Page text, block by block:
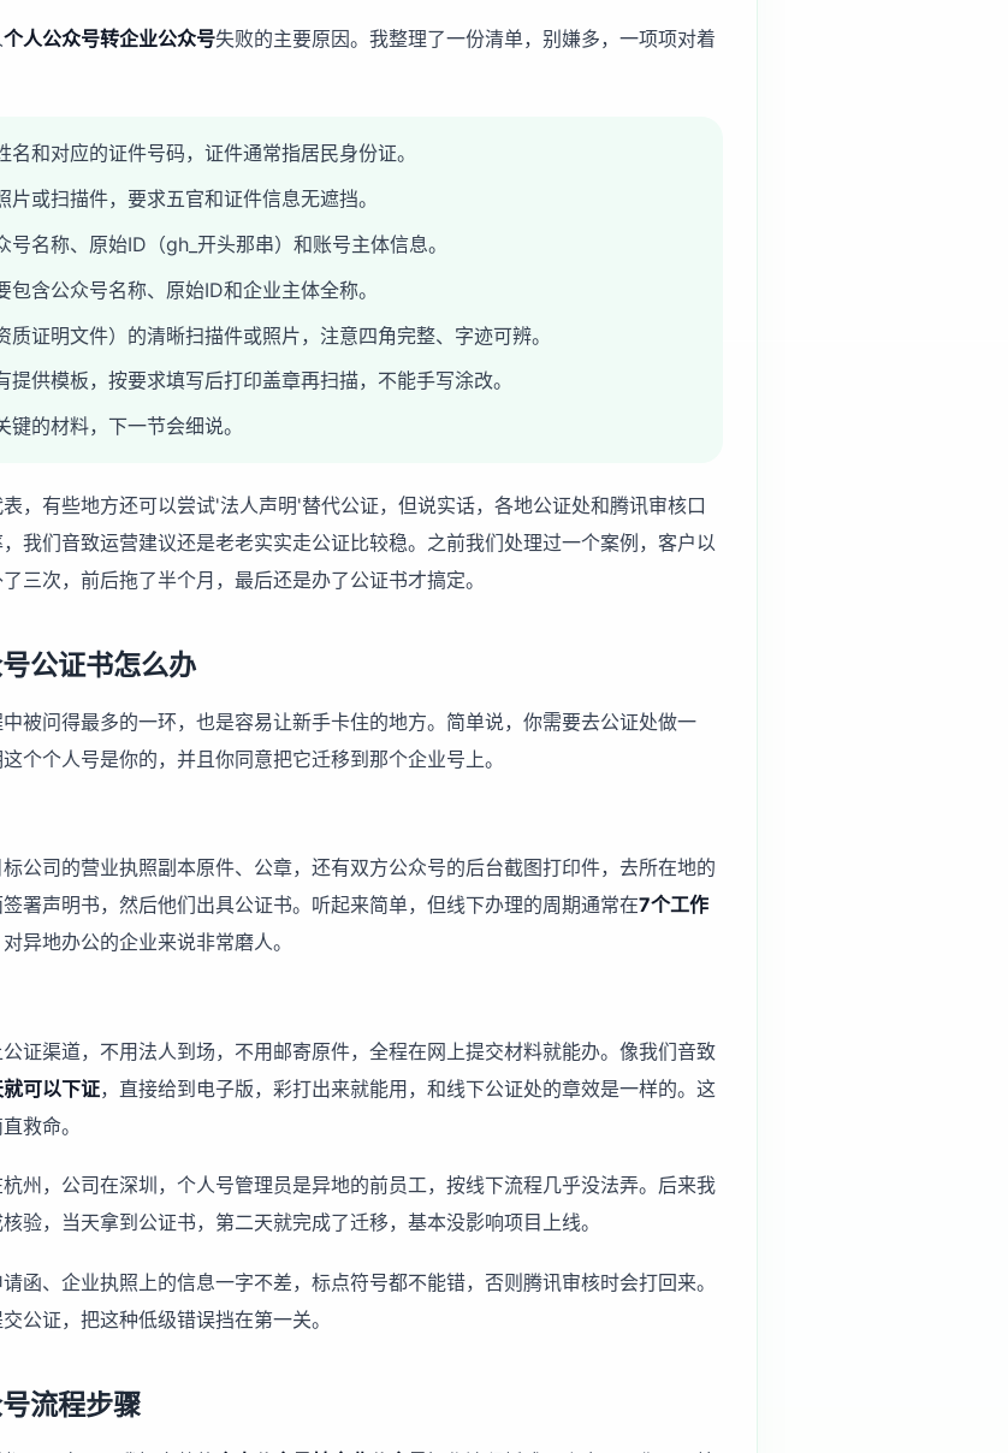
个人公众号转企业公众号失败的主要原因。我整理了一份清单，别嫌多，一项项对着
和对应的证件号码，证件通常指居民身份证。
或扫描件，要求五官和证件信息无遮挡。
名称、原始ID（gh_开头那串）和账号主体信息。
含公众号名称、原始ID和企业主体全称。
证明文件）的清晰扫描件或照片，注意四角完整、字迹可辨。
提供模板，按要求填写后打印盖章再扫描，不能手写涂改。
的材料，下一节会细说。
，有些地方还可以尝试'法人声明'替代公证，但说实话，各地公证处和腾讯审核口
我们音致运营建议还是老老实实走公证比较稳。之前我们处理过一个案例，客户以
三次，前后拖了半个月，最后还是办了公证书才搞定。
公证书怎么办
被问得最多的一环，也是容易让新手卡住的地方。简单说，你需要去公证处做一
个个人号是你的，并且你同意把它迁移到那个企业号上。
公司的营业执照副本原件、公章，还有双方公众号的后台截图打印件，去所在地的
署声明书，然后他们出具公证书。听起来简单，但线下办理的周期通常在7个工作
异地办公的企业来说非常磨人。
证渠道，不用法人到场，不用邮寄原件，全程在网上提交材料就能办。像我们音致
可以下证，直接给到电子版，彩打出来就能用，和线下公证处的章效是一样的。这
救命。
州，公司在深圳，个人号管理员是异地的前员工，按线下流程几乎没法弄。后来我
验，当天拿到公证书，第二天就完成了迁移，基本没影响项目上线。
函、企业执照上的信息一字不差，标点符号都不能错，否则腾讯审核时会打回来。
公证，把这种低级错误挡在第一关。
流程步骤